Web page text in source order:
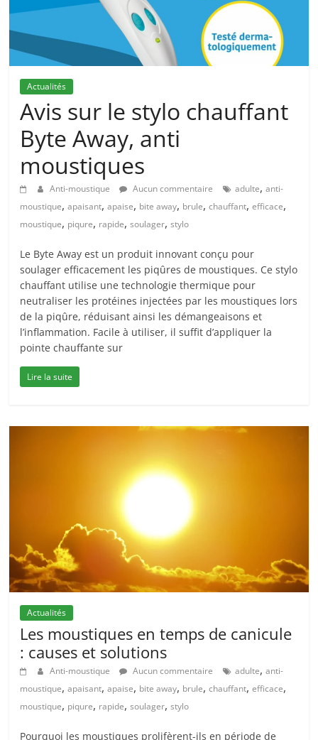
Actualités
Avis sur le stylo chauffant
Byte Away, anti
moustiques
Anti-moustique Aucun commentaire adulte,anti-
moustique,apaisant,apaise, bite away, brule,chauffant,efficace,
moustique, piqure, rapide,soulager,stylo
Le Byte Away est un produit innovant conçu pour
soulager efficacement les piqûres de moustiques. Ce stylo
chauffant utilise une technologie thermique pour
neutraliser les protéines injectées par les moustiques lors
de la piqûre, réduisant ainsi les démangeaisons et
l’inflammation. Facile à utiliser, il suffit d’appliquer la
pointe chauffante sur
Lire la suite
Actualités
Les moustiques en temps de canicule
: causes et solutions
Anti-moustique Aucun commentaire adulte,anti-
moustique,apaisant,apaise, bite away, brule,chauffant,efficace,
moustique, piqure, rapide,soulager,stylo
Pourquoi les moustiques prolifèrent-ils en période de